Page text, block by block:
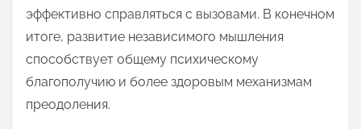
эффективно справляться с вызовами. В конечном
итоге, развитие независимого мышления
способствует общему психическому
благополучию и более здоровым механизмам
преодоления.